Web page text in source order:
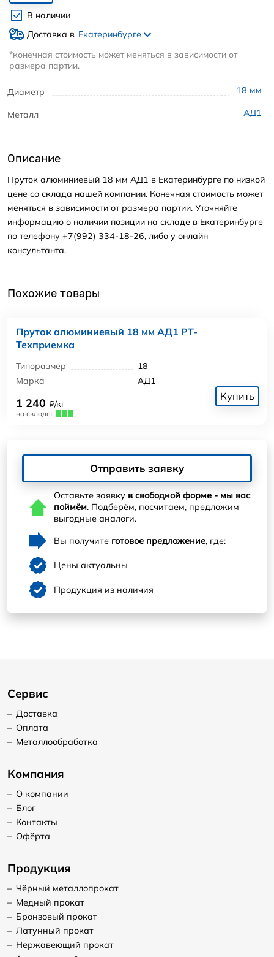
Диаметр 18 мм
Металл АД1
В наличии
Доставка в Екатеринбурге
*конечная стоимость может меняться в зависимости от
размера партии.
Описание
Пруток алюминиевый 18 мм АД1 в Екатеринбурге по низкой
цене со склада нашей компании. Конечная стоимость может
меняться в зависимости от размера партии. Уточняйте
информацию о наличии позиции на складе в Екатеринбурге
по телефону +7(992) 334-18-26, либо у онлайн
консультанта.
Похожие товары
Пруток алюминиевый 18 мм АД1 РТ-
Техприемка
Типоразмер
18
Марка
АД1
1 240 ₽/кг
на складе:
Купить
Отправить заявку
Оставьте заявку в свободной форме - мы вас
поймём. Подберём, посчитаем, предложим
выгодные аналоги.
Вы получите готовое предложение, где:
Цены актуальны
Продукция из наличия
Сервис
– Доставка
– Оплата
– Металлообработка
Компания
– О компании
– Блог
– Контакты
– Офёрта
Продукция
– Чёрный металлопрокат
– Медный прокат
– Бронзовый прокат
– Латунный прокат
– Нержавеющий прокат